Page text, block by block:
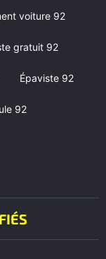
voiture 92
gratuit 92
Épaviste 92
92